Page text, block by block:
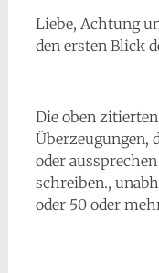
Liebe, Achtung
den ersten Blick
Die oben
Überzeugungen,
oder
schreiben.,
oder 50 oder